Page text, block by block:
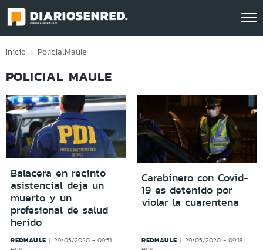
Click acá para ir directamente al contenido
Inicio PolicialMaule
POLICIAL MAULE
Balacera en recinto
asistencial deja un
muerto y un
profesional de salud
herido
REDMAULE
29/05/2020 - 09:51
Carabinero con Covid-
19 es detenido por
violar la cuarentena
REDMAULE
29/05/2020 - 09:18